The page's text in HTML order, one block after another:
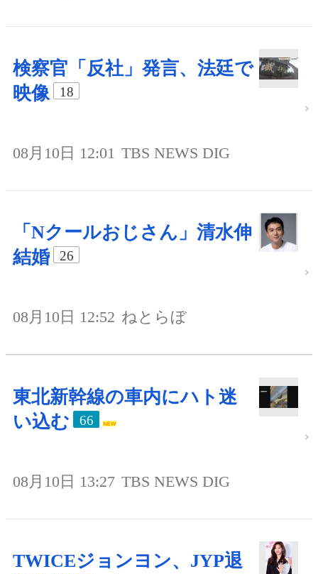
検察官「反社」発言、法廷で
映像
18
08月10日 12:01 TBS NEWS DIG
「Nクールおじさん」清水伸
結婚
26
08月10日 12:52 ねとらぼ
東北新幹線の車内にハト迷
い込む
66
08月10日 13:27 TBS NEWS DIG
TWICEジョンヨン、JYP退